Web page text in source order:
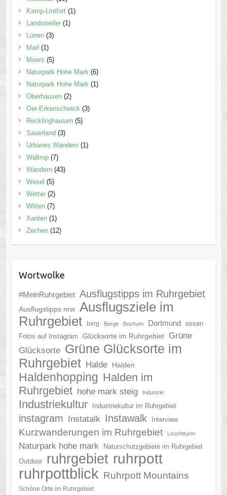
Kamp-Lintfort(1)
Landstreifer(1)
Lünen(3)
Marl (1)
Moers (5)
Naturpark Hohe Mark (6)
Naturpark Hohe Mark (1)
Oberhausen(2)
Oer-Erkenschwick (3)
Recklinghausen(5)
Sauerland (3)
Urbanes Wandern(1)
Waltrop(7)
Wandern(43)
Wesel (5)
Wetter(2)
Witten(7)
Xanten(1)
Zechen(12)
Wortwolke
#MeinRuhrgebiet Ausflugstipps im Ruhrgebiet
Ausflugstipps nrw Ausflugsziele im
Ruhrgebiet
berg Berge Bochum Dortmund
essen
Fotos auf Instagram
Glücksorte im Ruhrgebiet
Grüne
Glücksorte Grüne Glücksorte im
Ruhrgebiet Halde Halden
Haldenhopping Halden im
Ruhrgebiet hohe mark steig Industrie
Industriekultur Industriekultur im Ruhrgebiet
instagram Instatalk Instawalk Interview
Kurzwanderungen im Ruhrgebiet Leuchtturm
Naturpark hohe mark
Naturschutzgebiete im Ruhrgebiet
Outdoor
ruhrgebiet ruhrpott
ruhrpottblick Ruhrpott Mountains
Schöne Orte im Ruhrgebiet